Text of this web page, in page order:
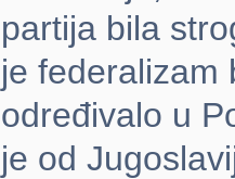
partija bila
je federalizam
određivalo u
je od